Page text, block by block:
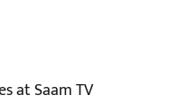
at Saam TV